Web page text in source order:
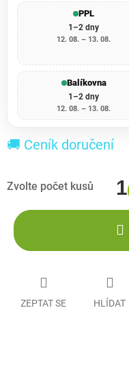
PPL
1–2 dny
12. 08. – 13. 08.
Balíkovna
1–2 dny
12. 08. – 13. 08.
🚚 Ceník doručení
ZEPTAT SE HLÍDAT